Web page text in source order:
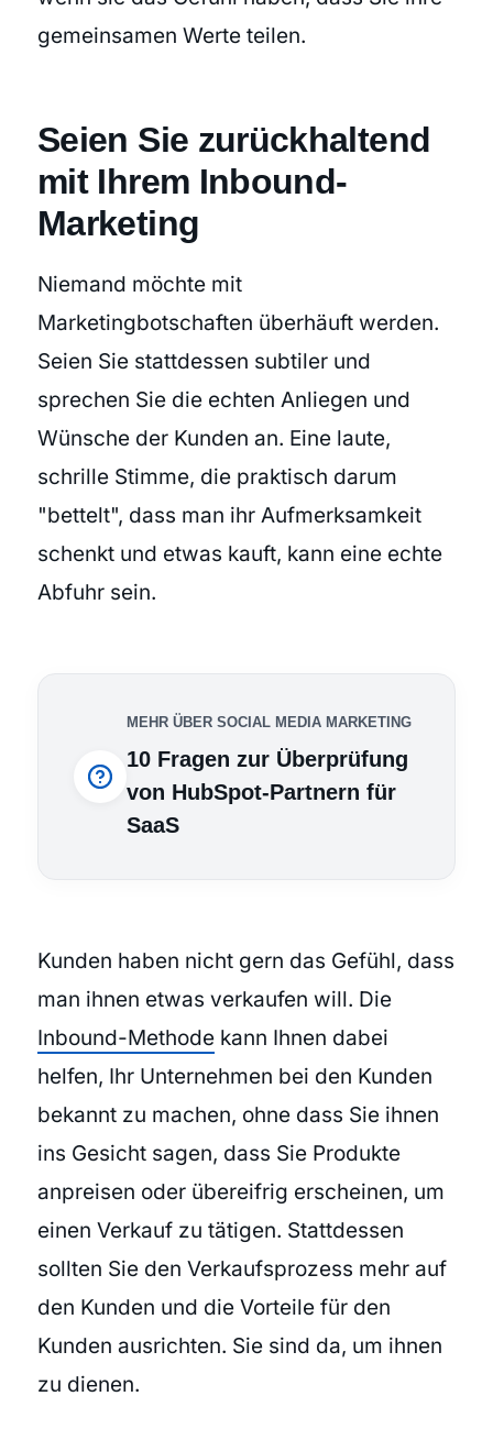
gemeinsamen Werte teilen.
Seien Sie zurückhaltend
mit Ihrem Inbound-
Marketing
Niemand möchte mit
Marketingbotschaften überhäuft werden.
Seien Sie stattdessen subtiler und
sprechen Sie die echten Anliegen und
Wünsche der Kunden an. Eine laute,
schrille Stimme, die praktisch darum
"bettelt", dass man ihr Aufmerksamkeit
schenkt und etwas kauft, kann eine echte
Abfuhr sein.
MEHR ÜBER SOCIAL MEDIA MARKETING
10 Fragen zur Überprüfung
von HubSpot-Partnern für
SaaS
Kunden haben nicht gern das Gefühl, dass
man ihnen etwas verkaufen will. Die
Inbound-Methode kann Ihnen dabei
helfen, Ihr Unternehmen bei den Kunden
bekannt zu machen, ohne dass Sie ihnen
ins Gesicht sagen, dass Sie Produkte
anpreisen oder übereifrig erscheinen, um
einen Verkauf zu tätigen. Stattdessen
sollten Sie den Verkaufsprozess mehr auf
den Kunden und die Vorteile für den
Kunden ausrichten. Sie sind da, um ihnen
zu dienen.